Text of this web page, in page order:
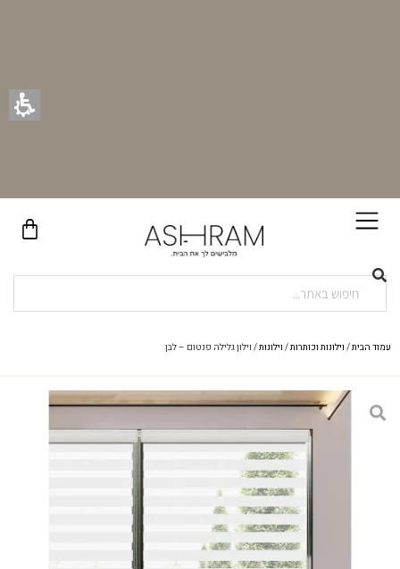
עמוד הבית/ וילונות וכותרות/ וילונות/ וילון גלילה פנטום – לבן